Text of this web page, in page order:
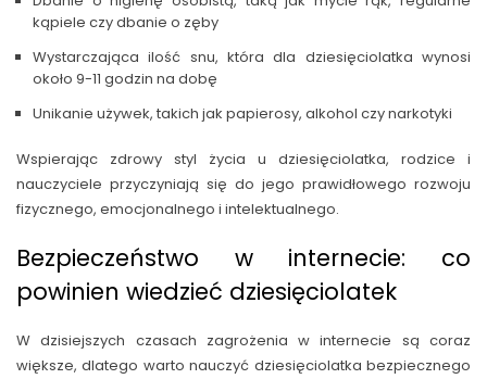
kąpiele czy dbanie o zęby
Wystarczająca ilość snu, która dla dziesięciolatka wynosi
około 9-11 godzin na dobę
Unikanie używek, takich jak papierosy, alkohol czy narkotyki
Wspierając zdrowy styl życia u dziesięciolatka, rodzice i
nauczyciele przyczyniają się do jego prawidłowego rozwoju
fizycznego, emocjonalnego i intelektualnego.
Bezpieczeństwo w internecie: co
powinien wiedzieć dziesięciolatek
W dzisiejszych czasach zagrożenia w internecie są coraz
większe, dlatego warto nauczyć dziesięciolatka bezpiecznego